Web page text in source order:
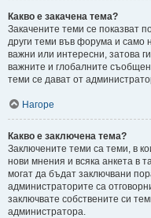
Какво е закачена тема?
Закачените теми се показват
други теми във форума и само
важни или интересни, затова
важните и глобалните
теми се дават от
Нагоре
Какво е заключена тема?
Заключените теми са теми, в
нови мнения и всяка анкета в
могат да бъдат заключвани
администраторите са
заключвате собствените си
администратора.